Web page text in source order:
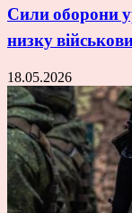
Сили оборони
низку
18.05.2026